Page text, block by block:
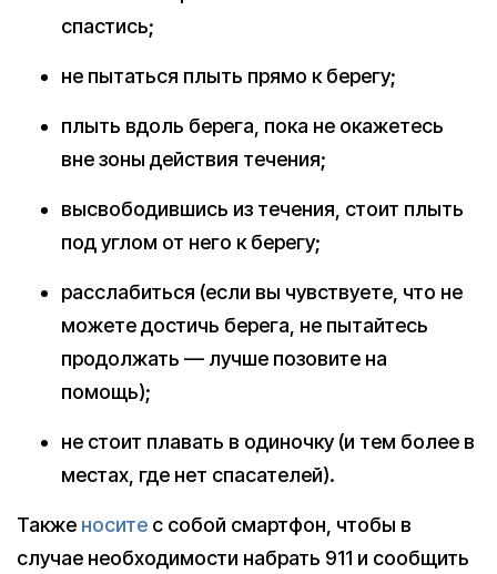
спастись;
не пытаться плыть прямо к берегу;
плыть вдоль берега, пока не окажетесь
вне зоны действия течения;
высвободившись из течения, стоит плыть
под углом от него к берегу;
расслабиться (если вы чувствуете, что не
можете достичь берега, не пытайтесь
продолжать — лучше позовите на
помощь);
не стоит плавать в одиночку (и тем более в
местах, где нет спасателей).
Также носите с собой смартфон, чтобы в
случае необходимости набрать 911 и сообщить